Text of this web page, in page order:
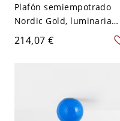
Plafón semiempotrado
Nordic Gold, luminaria
decorativa creativa para
pasillo y dormitorio,
214,07 €